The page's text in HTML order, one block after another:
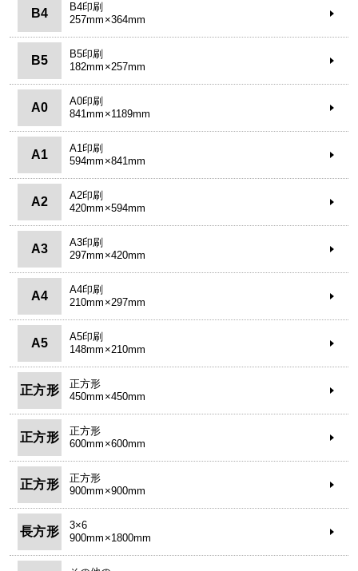
B4
B4印刷
257mm×364mm
B5
B5印刷
182mm×257mm
A0
A0印刷
841mm×1189mm
A1
A1印刷
594mm×841mm
A2
A2印刷
420mm×594mm
A3
A3印刷
297mm×420mm
A4
A4印刷
210mm×297mm
A5
A5印刷
148mm×210mm
正方形
正方形
450mm×450mm
正方形
正方形
600mm×600mm
正方形
正方形
900mm×900mm
長方形
3×6
900mm×1800mm